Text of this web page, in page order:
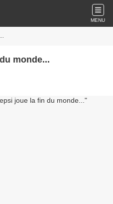
MENU
monde...